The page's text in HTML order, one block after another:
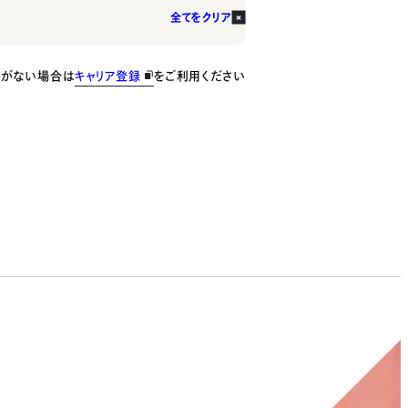
全てをクリア
ない場合はキャリア登録 をご利用ください